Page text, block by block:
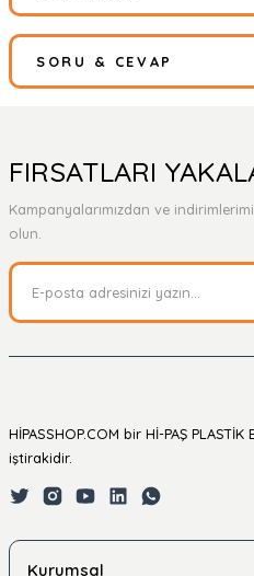
Bu ürüne ilk
SORU & CEVAP
Ürün hakkında
FIRSATLARI
Kampanyalarımızdan ve
olun.
HİPASSHOP.COM bir Hİ-PAŞ PLASTİK
iştirakidir.
Kurumsal